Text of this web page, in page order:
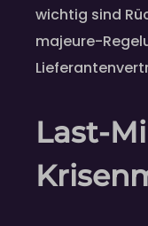
wichtig sind
majeure-
Last-